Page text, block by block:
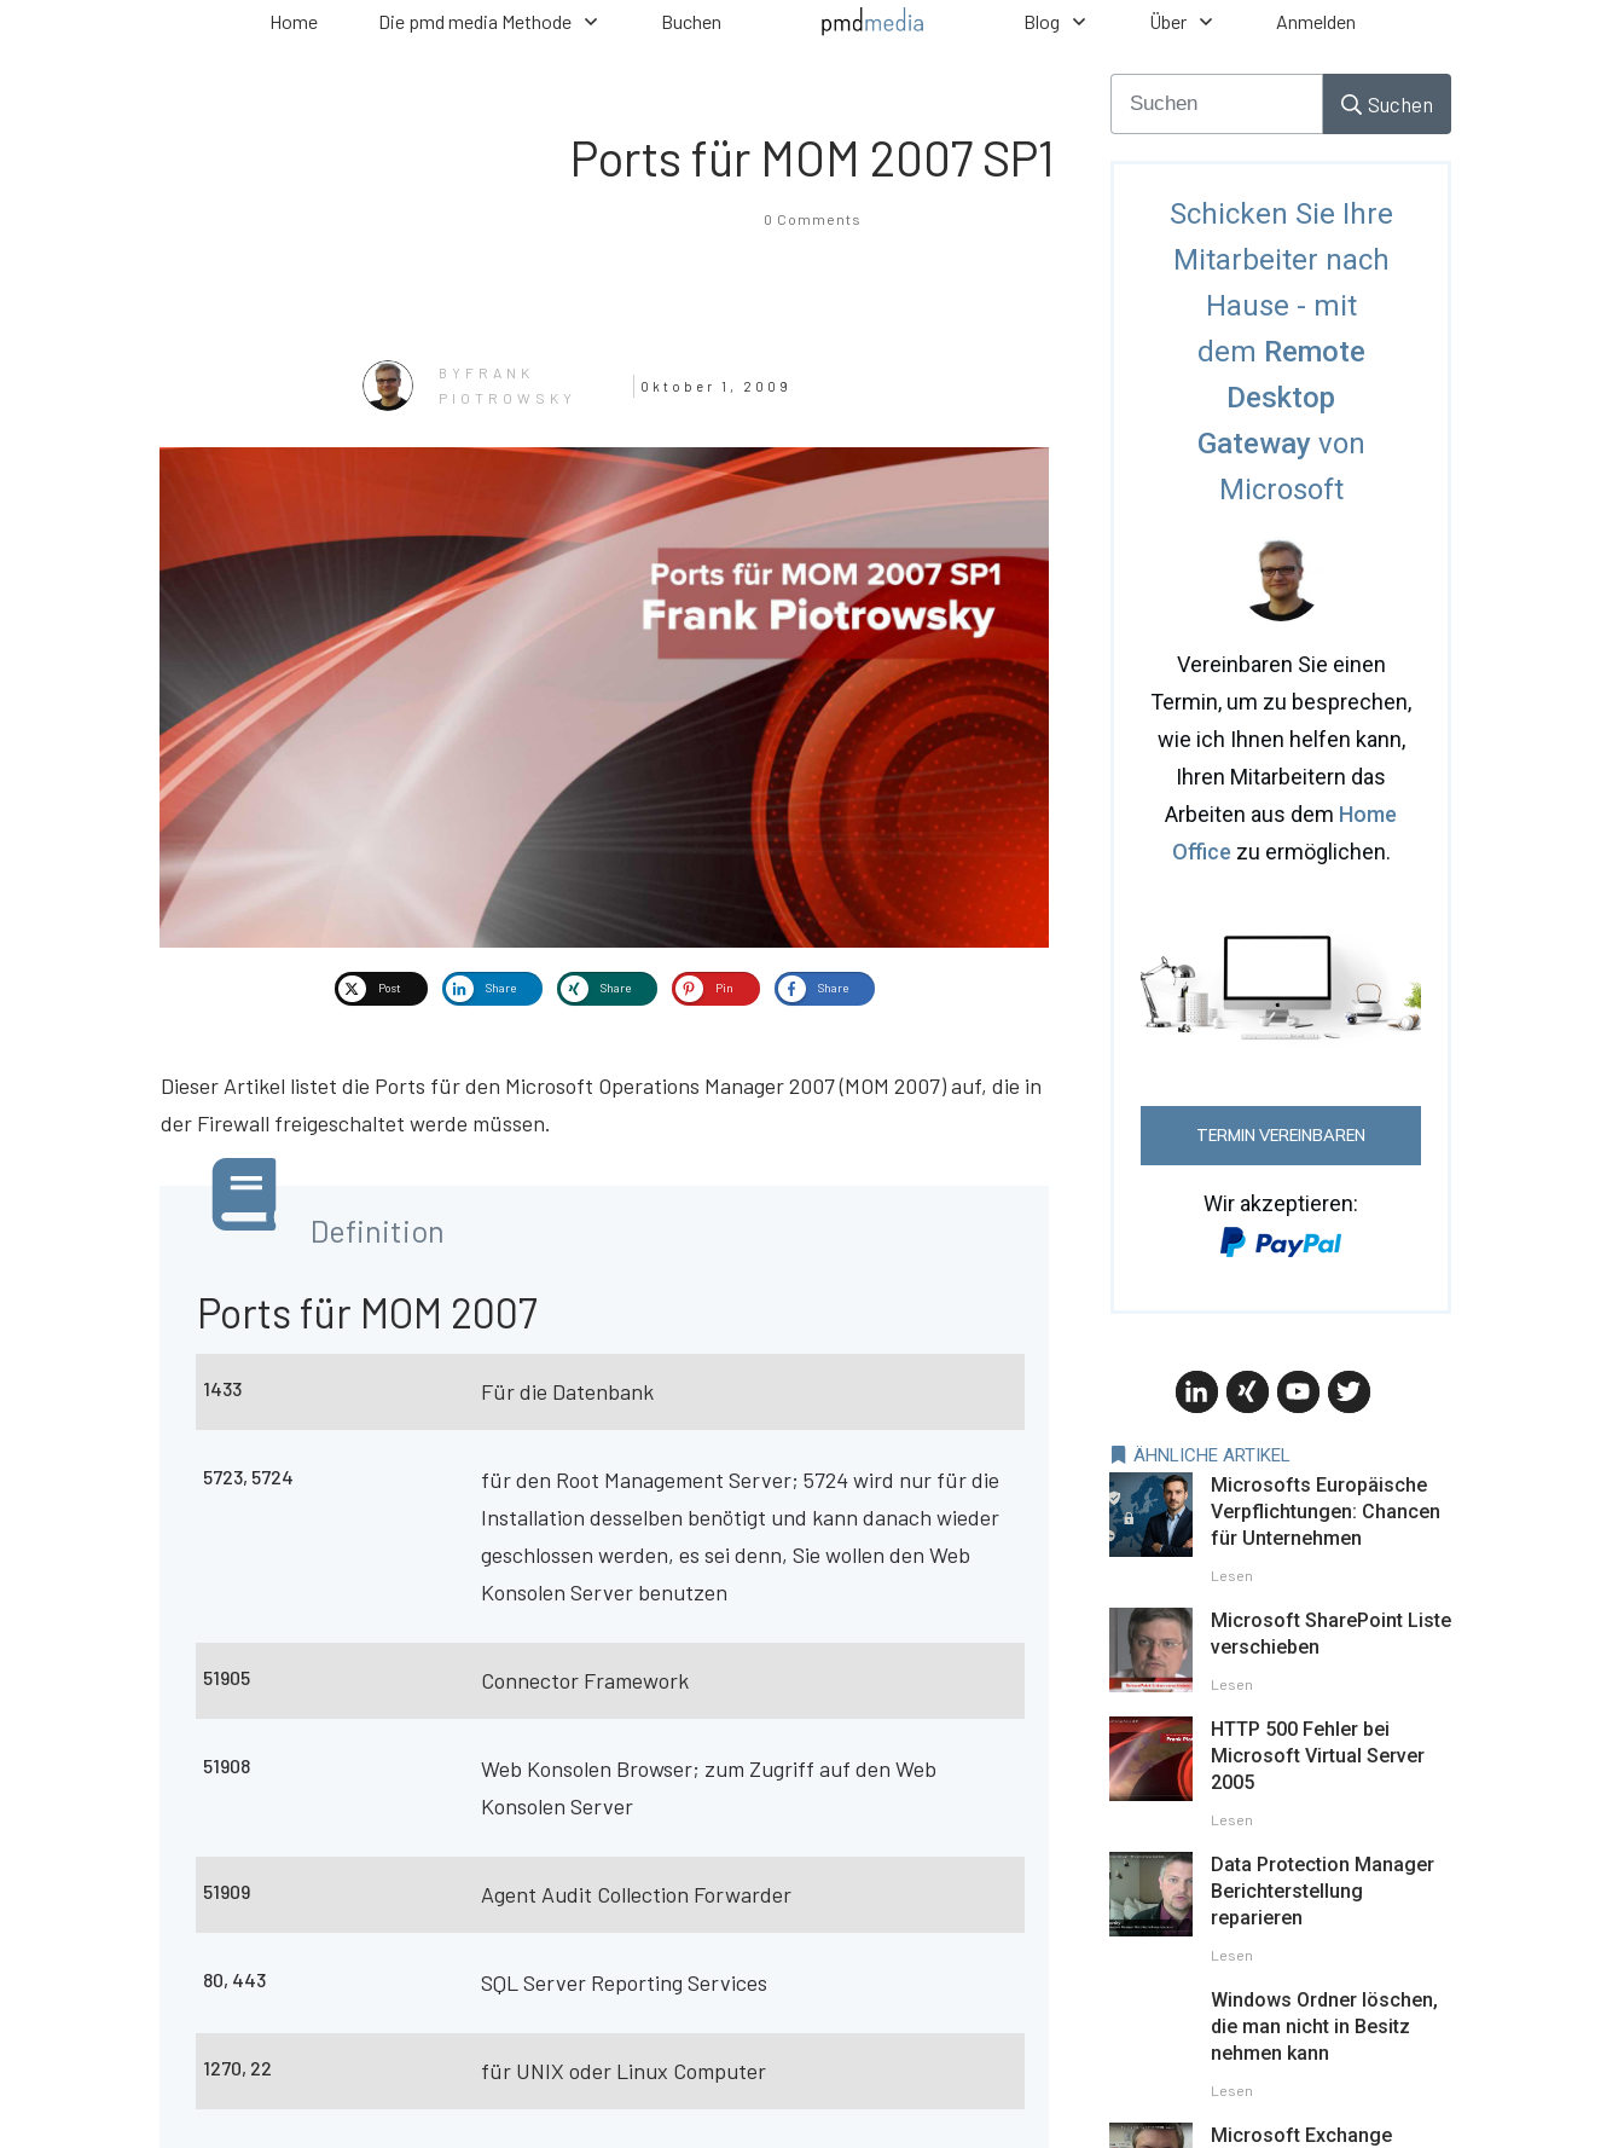
Home Die pmd media Methode Buchen Blog Über Anmelden
Ports für MOM 2007 SP1
0 Comments
BY FRANK
PIOTROWSKY
Oktober 1, 2009
Post Share Share Pin Share
Dieser Artikel listet die Ports für den Microsoft Operations Manager 2007 (MOM 2007) auf, die in
der Firewall freigeschaltet werde müssen.
Definition
Ports für MOM 2007
1433 Für die Datenbank
5723, 5724
für den Root Management Server; 5724 wird nur für die
Installation desselben benötigt und kann danach wieder
geschlossen werden, es sei denn, Sie wollen den Web
Konsolen Server benutzen
51905 Connector Framework
51908
Web Konsolen Browser; zum Zugriff auf den Web
Konsolen Server
51909 Agent Audit Collection Forwarder
80, 443 SQL Server Reporting Services
1270, 22 für UNIX oder Linux Computer
Suchen
Schicken Sie Ihre
Mitarbeiter nach
Hause - mit
dem Remote
Desktop
Gatewayvon
Microsoft
Vereinbaren Sie einen
Termin, um zu besprechen,
wie ich Ihnen helfen kann,
Ihren Mitarbeitern das
Arbeiten aus dem Home
Office zu ermöglichen.
TERMIN VEREINBAREN
Wir akzeptieren:
ÄHNLICHE ARTIKEL
Microsofts Europäische
Verpflichtungen: Chancen
für Unternehmen
Lesen
Microsoft SharePoint Liste
verschieben
Lesen
HTTP 500 Fehler bei
Microsoft Virtual Server
2005
Lesen
Data Protection Manager
Berichterstellung
reparieren
Lesen
Windows Ordner löschen,
die man nicht in Besitz
nehmen kann
Lesen
Microsoft Exchange